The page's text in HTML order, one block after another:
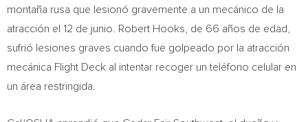
montaña rusa que lesionó gravemente a un mecánico de la
atracción el 12 de junio.
Robert Hooks , de 66 años de edad,
sufrió lesiones graves cuando fue golpeado por la atracción
mecánica Flight Deck al intentar recoger un teléfono celular en
un área restringida.